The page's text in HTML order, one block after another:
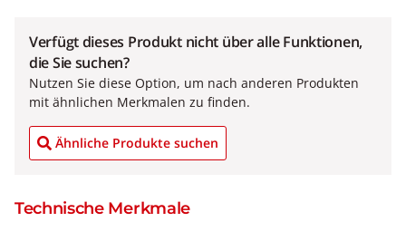
Verfügt dieses Produkt nicht über alle Funktionen,
die Sie suchen?
Nutzen Sie diese Option, um nach anderen Produkten
mit ähnlichen Merkmalen zu finden.
Ähnliche Produkte suchen
Technische Merkmale